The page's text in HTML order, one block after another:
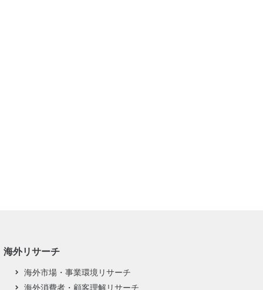
海外リサーチ
海外市場・事業環境リサーチ
海外消費者・顧客理解リサーチ